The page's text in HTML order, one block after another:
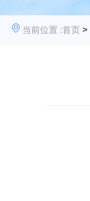
当前位置 :首页 >